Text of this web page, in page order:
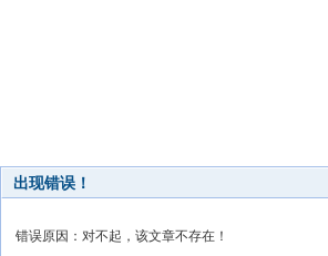
出现错误！
错误原因：对不起，该文章不存在！